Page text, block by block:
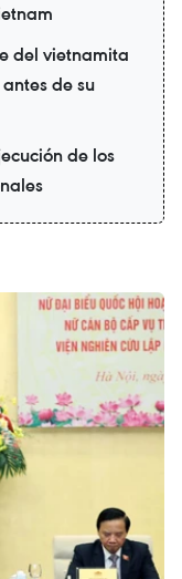
del vietnamita
de su
de los